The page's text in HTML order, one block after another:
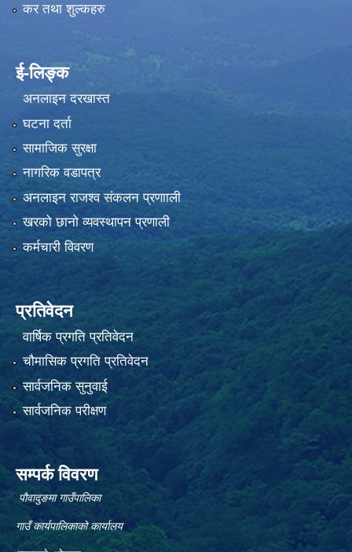
कर तथा शुल्कहरु
ई-लिङ्क
अनलाइन दरखास्त
घटना दर्ता
सामाजिक सुरक्षा
नागरिक वडापत्र
अनलाइन राजश्व संकलन प्रणााली
खरको छानो व्यवस्थापन प्रणाली
कर्मचारी विवरण
प्रतिवेदन
वार्षिक प्रगति प्रतिवेदन
चौमासिक प्रगति प्रतिवेदन
सार्वजनिक सुनुवाई
सार्वजनिक परीक्षण
सम्पर्क विवरण
पौवादुङमा गाउँपालिका
गाउँ कार्यपालिकाको कार्यालय